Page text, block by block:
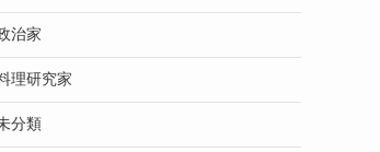
治家
理研究家
分類